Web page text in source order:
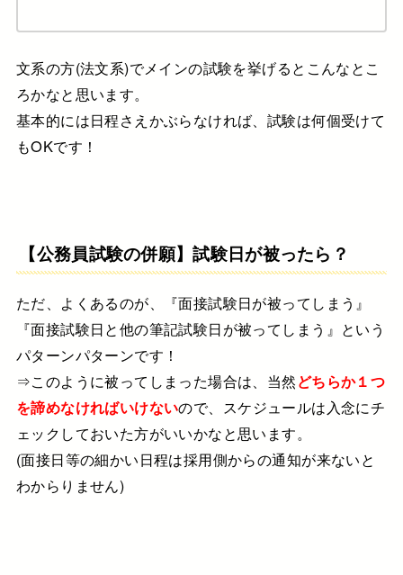
文系の方(法文系)でメインの試験を挙げるとこんなとこ
ろかなと思います。
基本的には日程さえかぶらなければ、試験は何個受けて
もOKです！
【公務員試験の併願】試験日が被ったら？
ただ、よくあるのが、『面接試験日が被ってしまう』
『面接試験日と他の筆記試験日が被ってしまう』という
パターンパターンです！
⇒このように被ってしまった場合は、当然どちらか１つ
を諦めなければいけないので、スケジュールは入念にチ
ェックしておいた方がいいかなと思います。
(面接日等の細かい日程は採用側からの通知が来ないと
わからりません)